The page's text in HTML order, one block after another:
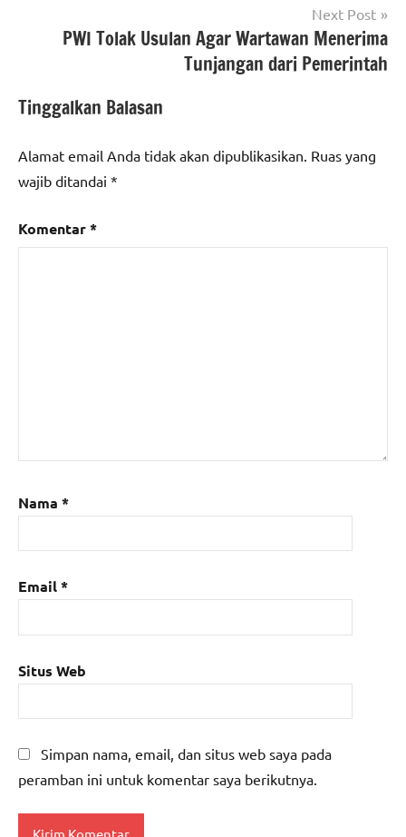
Next Post
PWI Tolak Usulan Agar Wartawan Menerima
Tunjangan dari Pemerintah
Tinggalkan Balasan
Alamat email Anda tidak akan dipublikasikan. Ruas yang
wajib ditandai *
Komentar*
Nama *
Email*
Situs Web
Simpan nama, email, dan situs web saya pada
peramban ini untuk komentar saya berikutnya.